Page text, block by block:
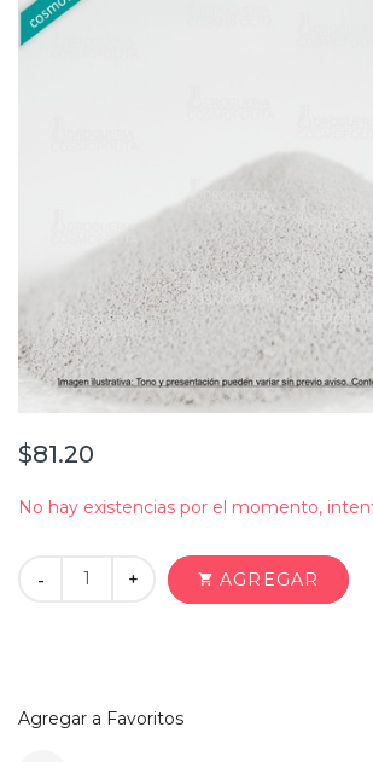
$81.20
No hay existencias por el momento,
+
- shopping_cart AGREGAR
Agregar a Favoritos